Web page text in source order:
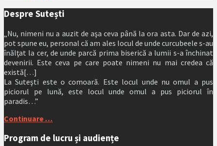
Despre Sutești
„Nu, nimeni nu a auzit de aşa ceva până la ora asta. Dar de azi,
pot spune eu, personal că am ales locul de unde curcubeele s-au
înălţat la cer, de unde parcă prima biserică a lumii s-a închinat
devenirii. Este ceva pe care poate nimeni nu mai credea că
există[…]
La Suteşti este o comoară. Este locul unde nu omul a pus
piciorul pe lună, este locul unde omul a pus piciorul în
paradis…”
Continuare …
Program de lucru și audiențe